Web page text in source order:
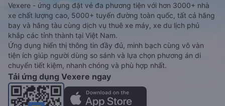
Vexere - ứng dụng đặt vé đa phương tiện với hơn 3000+ nhà
xe chất lượng cao, 5000+ tuyến đường toàn quốc, tất cả hãng
bay và hãng tàu cùng dịch vụ thuê xe máy, xe du lịch phủ
khắp các tỉnh thành tại Việt Nam.
Ứng dụng hiển thị thông tin đầy đủ, minh bạch cùng vô vàn
tiện ích giúp người dùng so sánh và lựa chọn phương án di
chuyển tiết kiệm, nhanh chóng và phù hợp nhất.
Tải ứng dụng Vexere ngay